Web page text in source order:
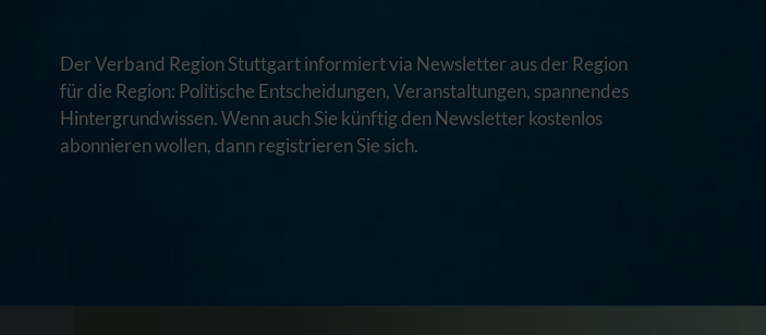
Der Verband Region Stuttgart informiert via Newsletter aus der Region
für die Region: Politische Entscheidungen, Veranstaltungen, spannendes
Hintergrundwissen. Wenn auch Sie künftig den Newsletter kostenlos
abonnieren wollen, dann registrieren Sie sich.